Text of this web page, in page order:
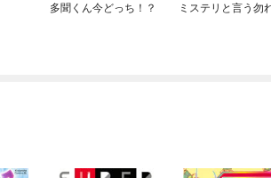
多聞くん今どっち！？ ミステリと言う勿